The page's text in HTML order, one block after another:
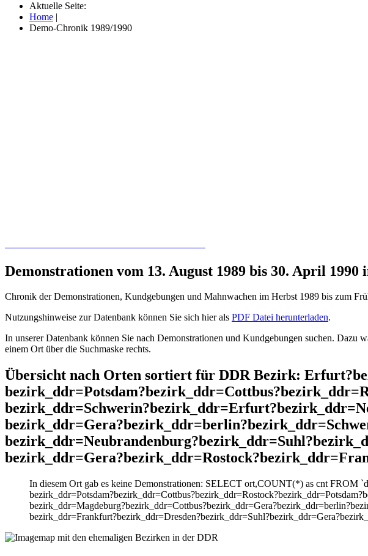
Aktuelle Seite:
Home |
Demo-Chronik 1989/1990
Demonstrationen vom 13. August 1989 bis 30. April 1990
Chronik der Demonstrationen, Kundgebungen und Mahnwachen im Herbst 1989 bis zum
Nutzungshinweise zur Datenbank können Sie sich hier als PDF Datei herunterladen.
In unserer Datenbank können Sie nach Demonstrationen und Kundgebungen suchen.
einem Ort über die Suchmaske rechts.
Übersicht nach Orten sortiert für DDR Bezirk:
In diesem Ort gab es keine Demonstrationen: SELECT ort,COUNT(*) as cnt FROM